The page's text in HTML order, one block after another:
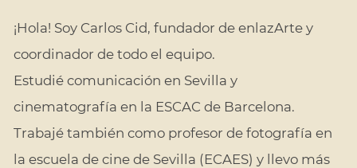
¡Hola! Soy Carlos Cid, fundador de enlazArte y
coordinador de todo el equipo.
Estudié comunicación en Sevilla y
cinematografía en la ESCAC de Barcelona.
Trabajé también como profesor de fotografía en
laescuela de cine de Sevilla (ECAES) y llevo más